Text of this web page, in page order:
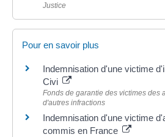
Justice
Pour en savoir plus
Indemnisation d'une victime
Civi
Fonds de garantie des victimes des
d'autres infractions
Indemnisation d'une victime
commis en France